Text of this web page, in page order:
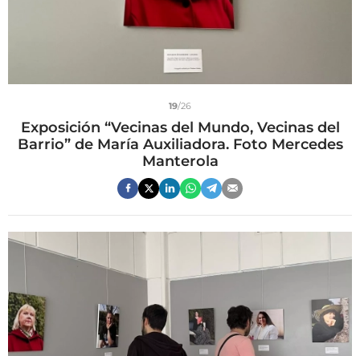
19/26
Exposición “Vecinas del Mundo, Vecinas del
Barrio” de María Auxiliadora. Foto Mercedes
Manterola